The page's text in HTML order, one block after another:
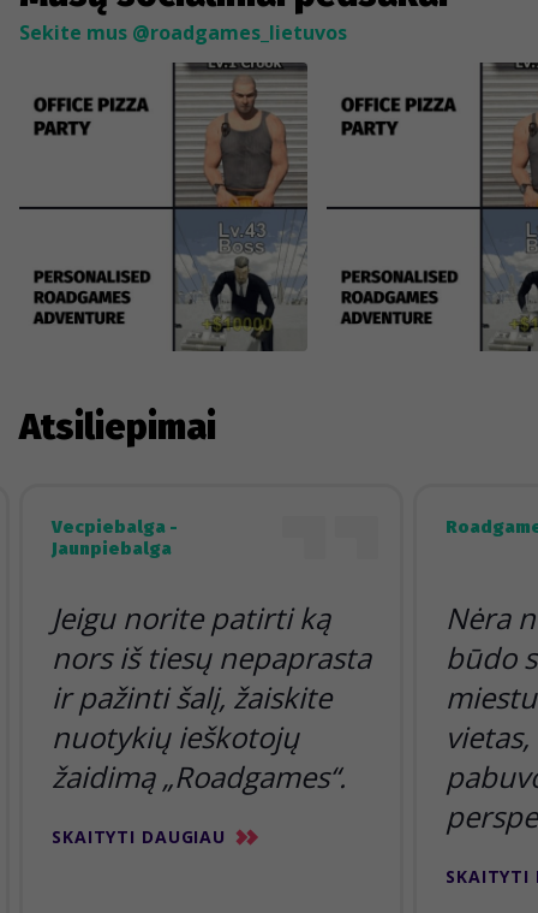
Sekite mus @roadgames_lietuvos
Atsiliepimai
Vecpiebalga -
Jaunpiebalga
Jeigu norite patirti ką
nors iš tiesų nepaprasta
ir pažinti šalį, žaiskite
nuotykių ieškotojų
žaidimą „Roadgames“.
SKAITYTI DAUGIAU
Nėra
būdo
SKAITYTI